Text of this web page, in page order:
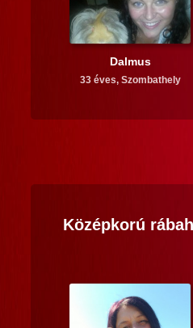
Dalmus
33 éves, Szombathely
Középkorú